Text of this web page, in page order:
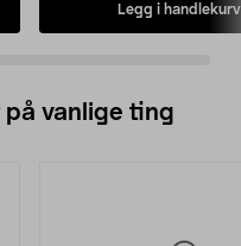
Legg i handlekurv
vanlige ting